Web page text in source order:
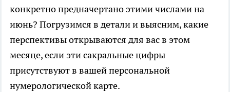
конкретно предначертано этими числами на
июнь? Погрузимся в детали и выясним, какие
перспективы открываются для вас в этом
месяце, если эти сакральные цифры
присутствуют в вашей персональной
нумерологической карте.